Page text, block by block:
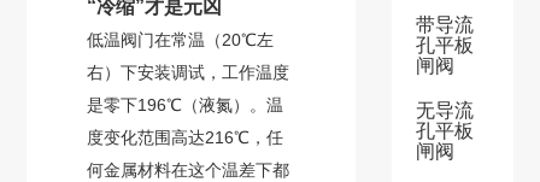
“冷缩”才是元凶
低温阀门在常温（20℃左
右）下安装调试，工作温度
是零下196℃（液氮）。温
度变化范围高达216℃，任
何金属材料在这个温差下都
带导流
孔平板
闸阀
无导流
孔平板
闸阀